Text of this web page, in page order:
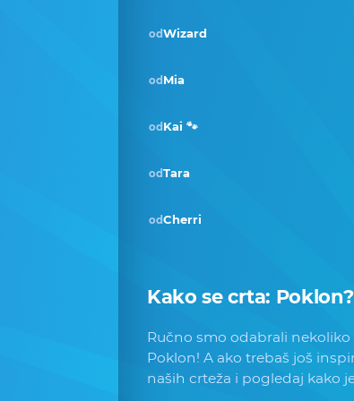
odWizard
od Mia
od Kai 🐾
odTara
odCherri
Kako se crta: Poklon?
Ručno smo odabrali
Poklon! A ako trebaš još
naših crteža i pogledaj kako